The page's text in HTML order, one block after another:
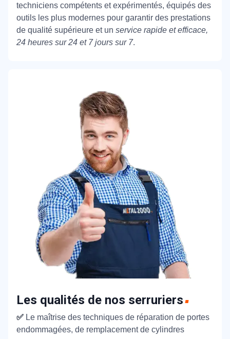
techniciens compétents et expérimentés, équipés des
outils les plus modernes pour garantir des prestations
de qualité supérieure et un service rapide et efficace,
24 heures sur 24 et 7 jours sur 7.
Les qualités de nos serruriers
✅ Le maîtrise des techniques de réparation de portes
endommagées, de remplacement de cylindres